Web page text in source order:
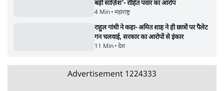
जंतर-मंतर पर युवा आक्रोश के बाद संघ की बेचैनी
क्यों बढ़ी? प्रो. अपूर्वानंद ने बताईं 5 बड़ी वजहें
7 Min•विश्लेषण
मैं अपने सारे सर्टिफिकेट दिखाने को तैयार, मोदी जी
भी अपनी डिग्री दिखाएंः दिपके